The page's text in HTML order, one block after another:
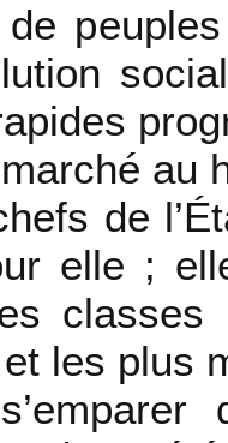
au
de
elle ;
les plus